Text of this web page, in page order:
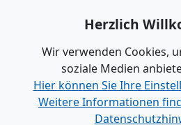
www.B2B-
Herzlich
Wir verwenden Cookies,
soziale Medien
Hier können Sie Ihre
Weitere Informationen